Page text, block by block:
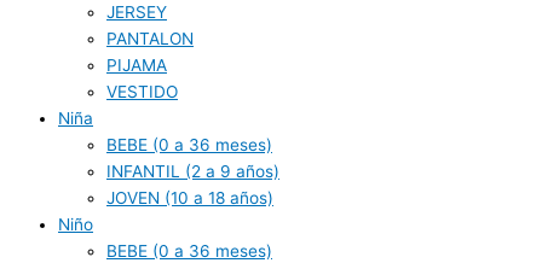
JERSEY
PANTALON
PIJAMA
VESTIDO
Niña
BEBE (0 a 36 meses)
INFANTIL (2 a 9 años)
JOVEN (10 a 18 años)
Niño
BEBE (0 a 36 meses)